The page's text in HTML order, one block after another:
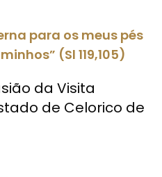
para os meus pés
(Sl 119,105)
da Visita
de Celorico de